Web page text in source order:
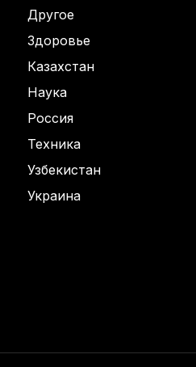
Другое
Здоровье
Казахстан
Наука
Россия
Техника
Узбекистан
Украина